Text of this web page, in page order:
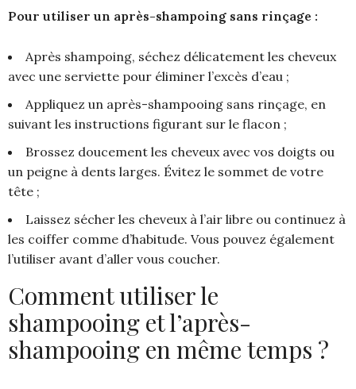
Pour utiliser un après-shampoing sans rinçage :
Après shampoing, séchez délicatement les cheveux
avec une serviette pour éliminer l’excès d’eau ;
Appliquez un après-shampooing sans rinçage, en
suivant les instructions figurant sur le flacon ;
Brossez doucement les cheveux avec vos doigts ou
un peigne à dents larges. Évitez le sommet de votre
tête ;
Laissez sécher les cheveux à l’air libre ou continuez à
les coiffer comme d’habitude. Vous pouvez également
l’utiliser avant d’aller vous coucher.
Comment utiliser le
shampooing et l’après-
shampooing en même temps ?